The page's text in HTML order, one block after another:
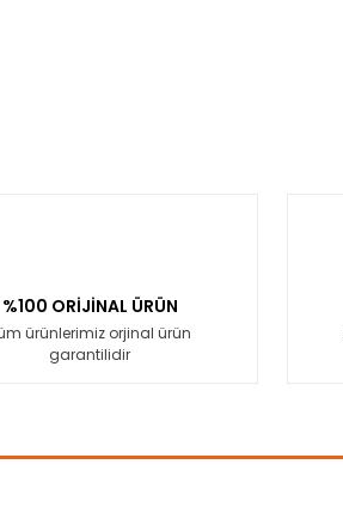
%100 ORİJİNAL ÜRÜN
ürünlerimiz orjinal ürün
garantilidir